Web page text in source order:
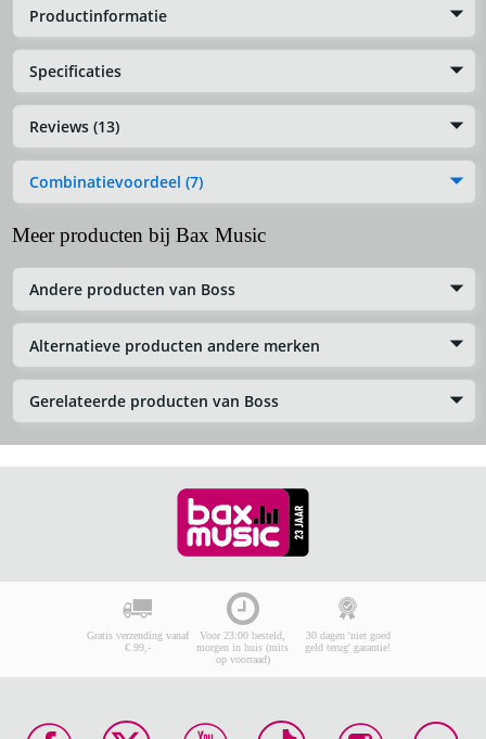
Productinformatie
Specificaties
Reviews (13)
Combinatievoordeel (7)
Meer producten bij Bax Music
Andere producten van Boss
Alternatieve producten andere merken
Gerelateerde producten van Boss
Gratis verzending vanaf
€ 99,-
Voor 23:00 besteld,
morgen in huis (mits
op voorraad)
30 dagen 'niet goed
geld terug' garantie!